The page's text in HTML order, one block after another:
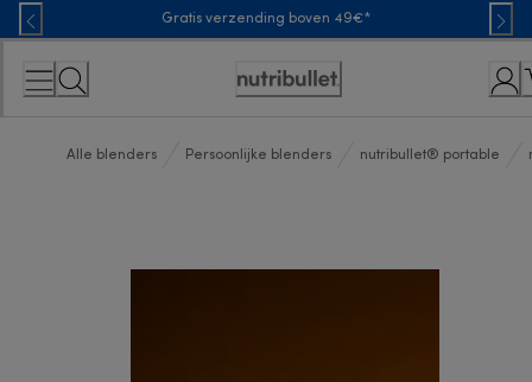
Skip
to
Content
Gratis verzending boven 49€*
Toegankelijkheidsverklaring
Alle blenders Persoonlijke blenders nutribullet® portable